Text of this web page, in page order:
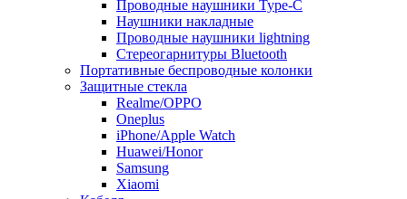
Проводные наушники Type-C
Наушники накладные
Проводные наушники lightning
Стереогарнитуры Bluetooth
Портативные беспроводные колонки
Защитные стекла
Realme/OPPO
Oneplus
iPhone/Apple Watch
Huawei/Honor
Samsung
Xiaomi